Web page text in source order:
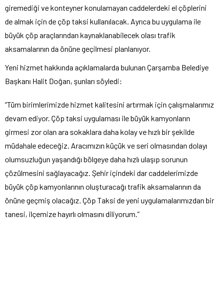
giremediği ve konteyner konulamayan caddelerdeki el çöplerini
de almak için de çöp taksi kullanılacak. Ayrıca bu uygulama ile
büyük çöp araçlarından kaynaklanabilecek olası trafik
aksamalarının da önüne geçilmesi planlanıyor.
Yeni hizmet hakkında açıklamalarda bulunan Çarşamba Belediye
Başkanı Halit Doğan, şunları söyledi:
“Tüm birimlerimizde hizmet kalitesini artırmak için çalışmalarımız
devam ediyor. Çöp taksi uygulaması ile büyük kamyonların
girmesi zor olan ara sokaklara daha kolay ve hızlı bir şekilde
müdahale edeceğiz. Aracımızın küçük ve seri olmasından dolayı
olumsuzluğun yaşandığı bölgeye daha hızlı ulaşıp sorunun
çözülmesini sağlayacağız. Şehir içindeki dar caddelerimizde
büyük çöp kamyonlarının oluşturacağı trafik aksamalarının da
önüne geçmiş olacağız. Çöp Taksi de yeni uygulamalarımızdan bir
tanesi, ilçemize hayırlı olmasını diliyorum.”